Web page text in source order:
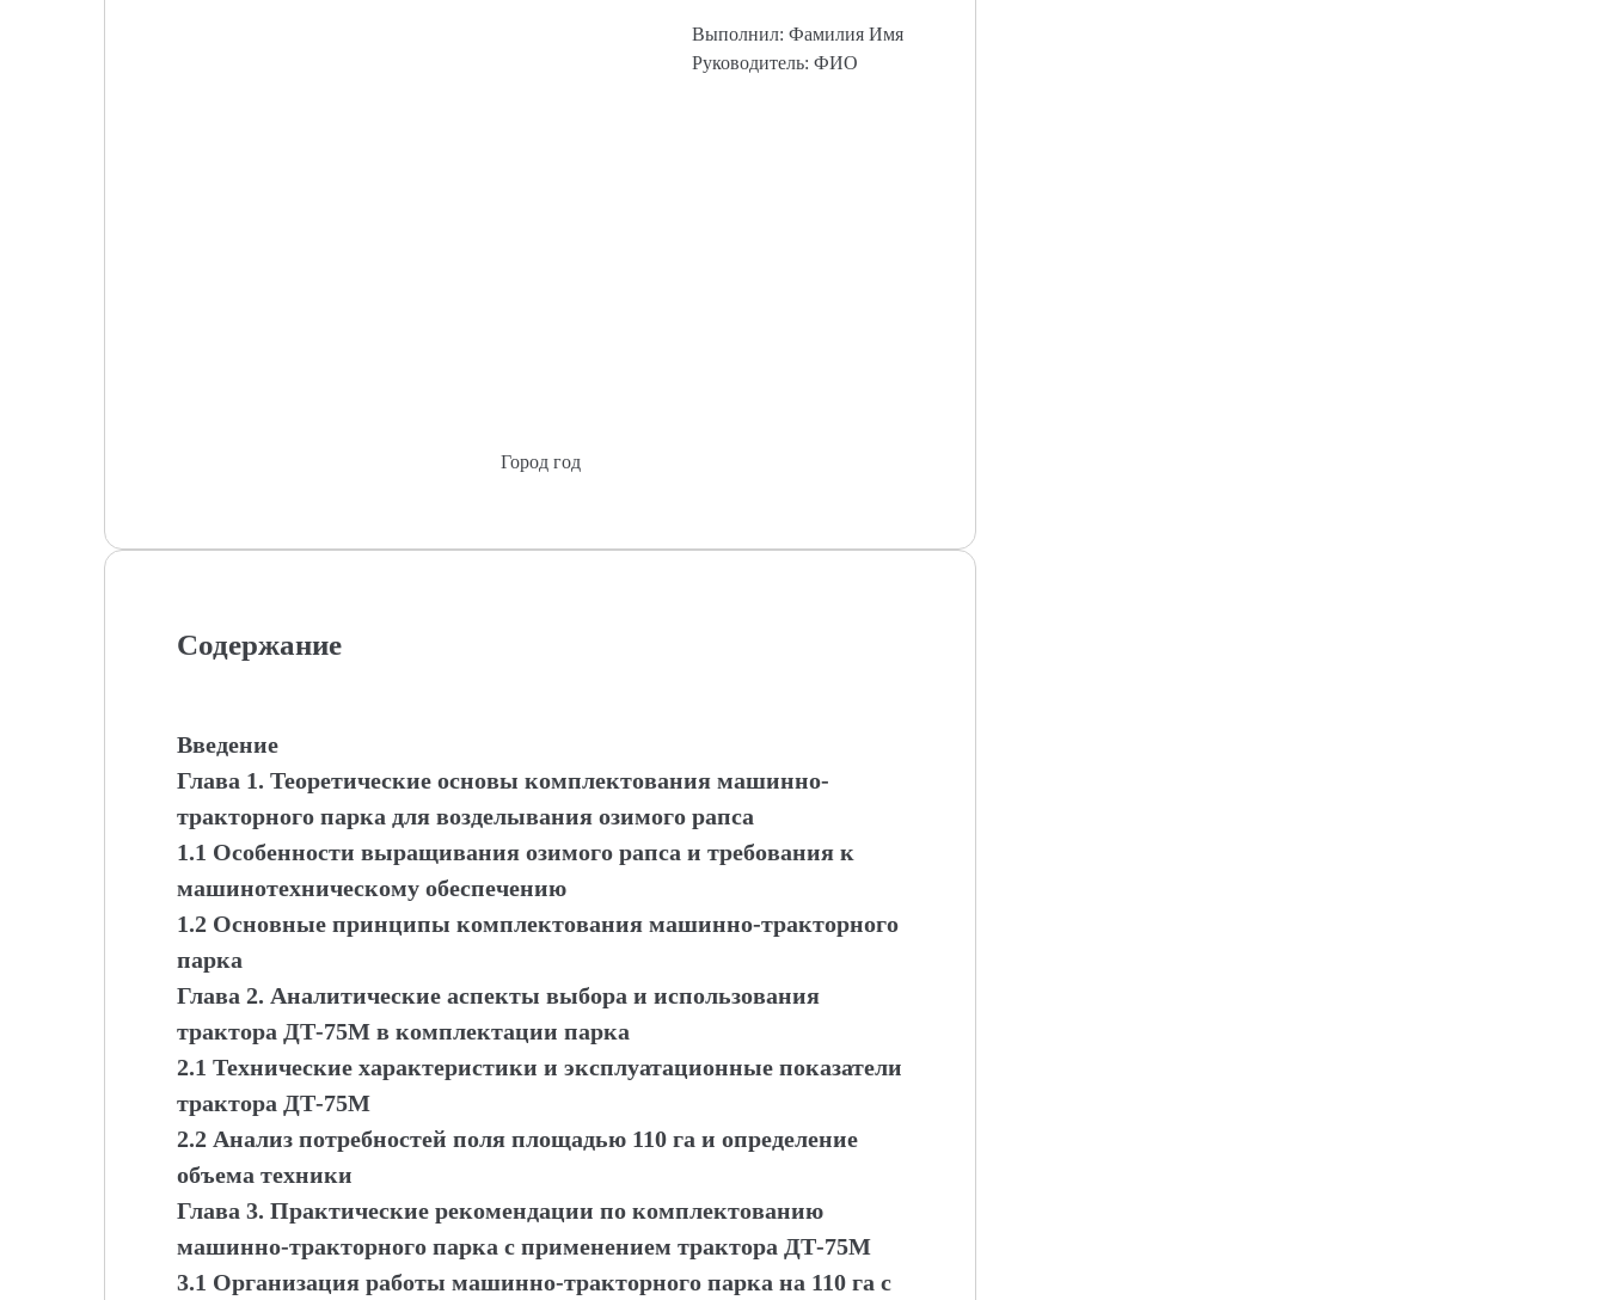
Выполнил: Фамилия Имя
Руководитель: ФИО
Город год
Содержание
Введение
Глава 1. Теоретические основы комплектования машинно-
тракторного парка для возделывания озимого рапса
1.1 Особенности выращивания озимого рапса и требования к
машинотехническому обеспечению
1.2 Основные принципы комплектования машинно-тракторного
парка
Глава 2. Аналитические аспекты выбора и использования
трактора ДТ-75М в комплектации парка
2.1 Технические характеристики и эксплуатационные показатели
трактора ДТ-75М
2.2 Анализ потребностей поля площадью 110 га и определение
объема техники
Глава 3. Практические рекомендации по комплектованию
машинно-тракторного парка с применением трактора ДТ-75М
3.1 Организация работы машинно-тракторного парка на 110 га с